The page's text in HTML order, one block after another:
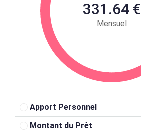
331.64 €
Mensuel
Apport Personnel
Montant du Prêt